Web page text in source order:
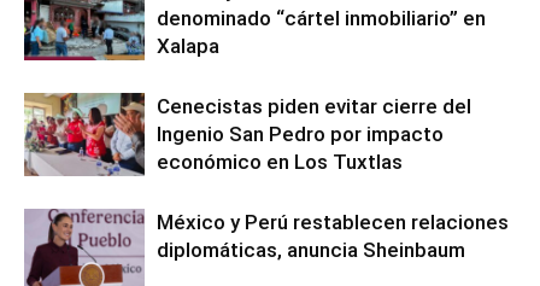
denominado “cártel inmobiliario” en
Xalapa
Cenecistas piden evitar cierre del
Ingenio San Pedro por impacto
económico en Los Tuxtlas
México y Perú restablecen relaciones
diplomáticas, anuncia Sheinbaum